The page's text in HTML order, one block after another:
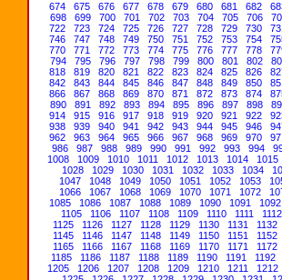
674
675 676 677 678 679 680 681 682
698
699 700 701 702 703 704 705 706
722
723 724 725 726 727 728 729 730
746
747 748 749 750 751 752 753 754
770
771 772 773 774 775 776 777 778
794
795 796 797 798 799 800 801 802
818
819 820 821 822 823 824 825 826
842
843 844 845 846 847 848 849 850
866
867 868 869 870 871 872 873 874
890
891 892 893 894 895 896 897 898
914
915 916 917 918 919 920 921 922
938
939 940 941 942 943 944 945 946
962
963 964 965 966 967 968 969 970
986
987 988 989 990 991 992 993 994
1008
1009 1010 1011 1012 1013 1014
1015
1028
1029 1030 1031 1032 1033 1034
1047
1048 1049 1050 1051 1052 1053
1066
1067 1068 1069 1070 1071 1072
1085
1086 1087 1088 1089 1090 1091
1092
1105
1106 1107 1108 1109 1110 1111
1112
1125
1126 1127 1128 1129 1130 1131
1132
1145
1146 1147 1148 1149 1150 1151
1152
1165
1166 1167 1168 1169 1170 1171
1172
1185
1186 1187 1188 1189 1190 1191
1192
1205
1206 1207 1208 1209 1210 1211
1212